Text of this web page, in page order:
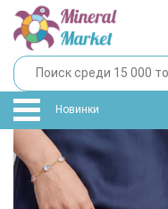
Новинки